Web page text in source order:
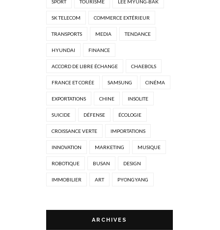
SPORT TOURISME LEE MYUNG-BAK
SK TELECOM COMMERCE EXTÉRIEUR
TRANSPORTS MEDIA TENDANCE
HYUNDAI FINANCE
ACCORD DE LIBRE ÉCHANGE CHAEBOLS
FRANCE ET CORÉE SAMSUNG CINÉMA
EXPORTATIONS CHINE INSOLITE
SUICIDE DÉFENSE ÉCOLOGIE
CROISSANCE VERTE IMPORTATIONS
INNOVATION MARKETING MUSIQUE
ROBOTIQUE BUSAN DESIGN
IMMOBILIER ART PYONGYANG
ARCHIVES